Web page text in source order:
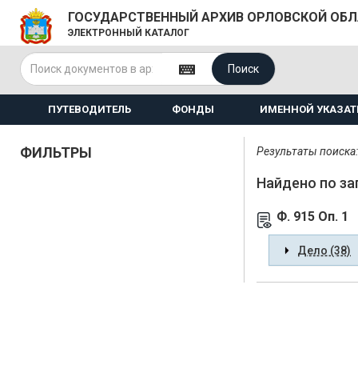
ГОСУДАРСТВЕННЫЙ АРХИВ ОРЛОВСКОЙ
ЭЛЕКТРОННЫЙ КАТАЛОГ
Поиск
ПУТЕВОДИТЕЛЬ ФОНДЫ ИМЕННОЙ
ФИЛЬТРЫ Результаты
Найдено по
Ф. 915 Оп. 1
Дело (38)